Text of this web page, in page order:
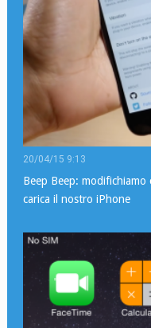
20/04/15 9:13
Beep Beep:
carica il nostro iPhone